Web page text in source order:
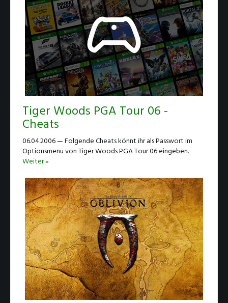
Tiger Woods PGA Tour 06 -
Cheats
06.04.2006 — Folgende Cheats könnt ihr als Passwort im
Optionsmenü von Tiger Woods PGA Tour 06 eingeben.
Weiter »